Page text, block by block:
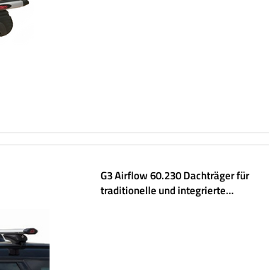
G3 Airflow 60.230 Dachträger für
traditionelle und integrierte